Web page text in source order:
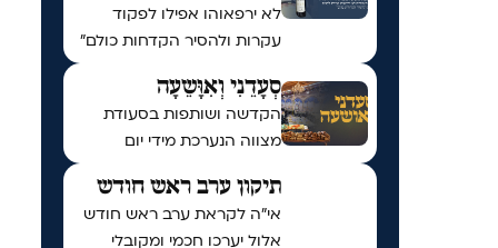
לא ירפאוהו אפילו לפקוד
עקרות ולהסיר הקדחות כולם"
סְעָדֵנִי וְאִוָּשֵעָה
הקדשה ושותפות בסעודת
מצווה הנערכת מידי יום
תיקון ערב ראש חודש
אי"ה לקראת ערב ראש חודש
אלול יערכו חכמי ומקובלי